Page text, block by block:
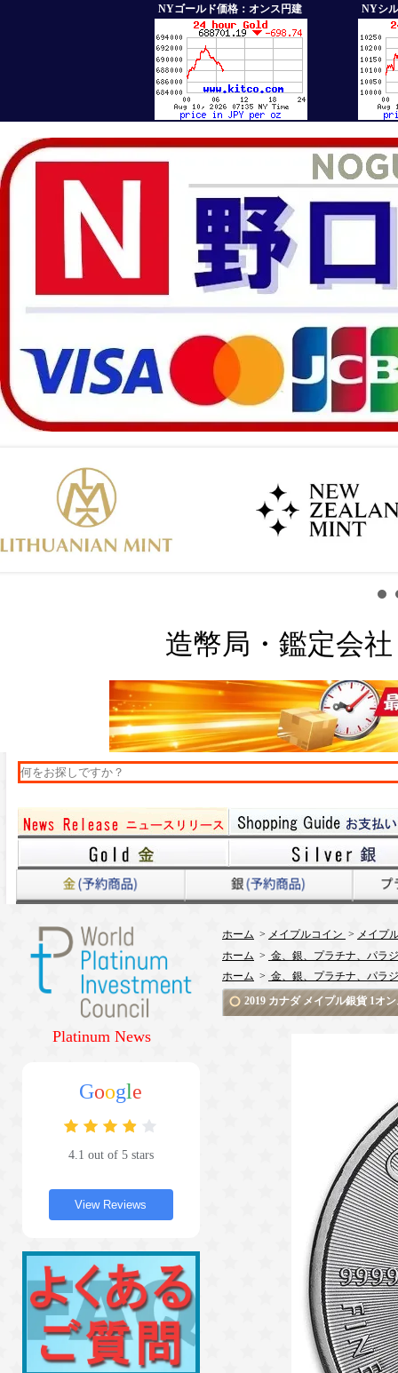
NYゴールド価格：オンス円建 NYシ
造幣局・鑑定会
Platinum News
Google
4.1 out of 5 stars
View Reviews
ホーム > メイプルコイン > メイプ
ホーム > 金、銀、プラチナ、パラ
ホーム > 金、銀、プラチナ、パラ
2019 カナダ メイプル銀貨 1オ